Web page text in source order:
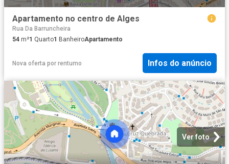
Apartamento no centro de Alges
Rua Da Barruncheira
54 m²1 Quarto1 BanheiroApartamento
Nova oferta por rentumo Infos do anúncio
Ver foto